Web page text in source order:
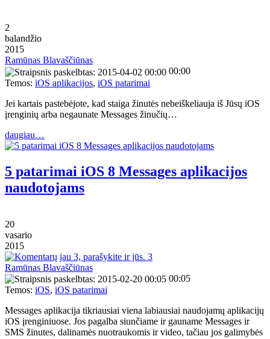
2
balandžio
2015
Ramūnas Blavaščiūnas
00:00
Temos: iOS aplikacijos, iOS patarimai
Jei kartais pastebėjote, kad staiga žinutės nebeiškeliauja iš Jūsų iOS
įrenginių arba negaunate Messages žinučių…
daugiau…
5 patarimai iOS 8 Messages aplikacijos
naudotojams
20
vasario
2015
3
Ramūnas Blavaščiūnas
00:05
Temos: iOS, iOS patarimai
Messages aplikacija tikriausiai viena labiausiai naudojamų aplikacijų
iOS įrenginiuose. Jos pagalba siunčiame ir gauname Messages ir
SMS žinutes, dalinamės nuotraukomis ir video, tačiau jos galimybės